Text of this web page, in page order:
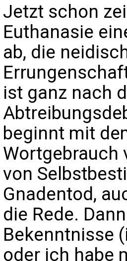
Jetzt schon
Euthanasie
ab, die
ist ganz nach
beginnt mit
Wortgebrauch
von
Gnadentod,
die Rede.
Bekenntnisse
oder ich